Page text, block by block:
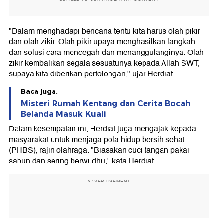
"Dalam menghadapi bencana tentu kita harus olah pikir
dan olah zikir. Olah pikir upaya menghasilkan langkah
dan solusi cara mencegah dan menanggulanginya. Olah
zikir kembalikan segala sesuatunya kepada Allah SWT,
supaya kita diberikan pertolongan," ujar Herdiat.
Baca juga:
Misteri Rumah Kentang dan Cerita Bocah
Belanda Masuk Kuali
Dalam kesempatan ini, Herdiat juga mengajak kepada
masyarakat untuk menjaga pola hidup bersih sehat
(PHBS), rajin olahraga. "Biasakan cuci tangan pakai
sabun dan sering berwudhu," kata Herdiat.
ADVERTISEMENT